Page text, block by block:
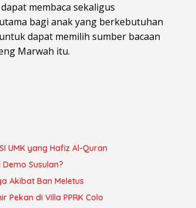
membaca sekaligus
bagi anak yang berkebutuhan
dapat memilih sumber bacaan
Marwah itu.
UMK yang Hafiz Al-Quran
Susulan?
Akibat Ban Meletus
Pekan di Villa PPRK Colo